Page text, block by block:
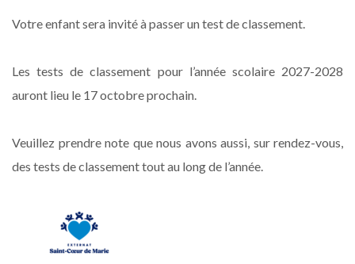
Votre enfant sera invité à passer un test de classement.
Les tests de classement pour l’année scolaire 2027-2028
auront lieu le 17 octobre prochain.
Veuillez prendre note que nous avons aussi, sur rendez-vous,
des tests de classement tout au long de l’année.